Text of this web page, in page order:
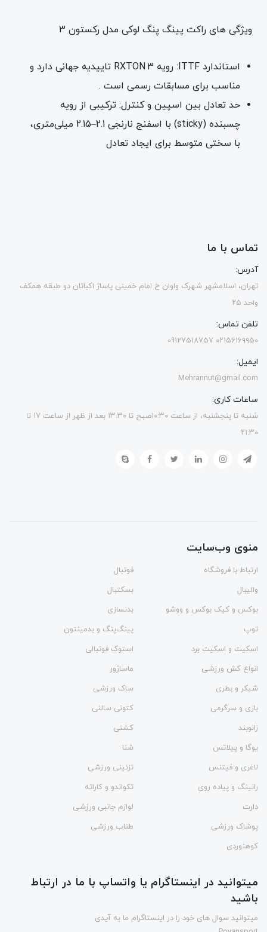
ویژگی های راکت پینگ پنگ لوکی مدل رکستون 3
استاندارد ITTF: رویه RXTON 3 تاییدیه جهانی دارد و
مناسب برای مسابقات رسمی است .
حد تعادل بین اسپین و کنترل: ترکیبی از رویه
چسبنده (sticky) با اسفنج نارنجی 2.1–2.15 میلی‌متری،
با سختی متوسط برای ایجاد تعادل
تماس با ما
آدرس:
تهران، اسلامشهر شهرک واوان خ امام خمینی پاساژ اکباتان دو طبقه همکف
واحد ۲۵
تلفن تماس:
۰۲۱۵۶۱۶۹۹۵۰ 09127518757
ایمیل:
Mehrannut@gmail.com
ساعات کاری:
شنبه تا پنجشنبه، از ساعت ۱۰:۳۰صبح تا ۱۳.۳۰ بعد از ظهر از ساعت ۱۷ تا
۲۱:۳۰
منوی وب‌سایت
ارتباط با فروشگاه
فوتبال
والیبال
بسکتبال
بوکس و کیک بوکس و ووشو
بدنسازی
توپ
پینگ‌پنگ و بدمينتون
اسکیت و اسکیت برد
استوک فوتبالی
انواع کش ورزشی
ماساژور
شیکر و بطری
ساک ورزشی
بازی و سرگرمی
کتونی سالنی
زانوبند
کشتی
یوگا و پیلاتس
شنا
لاغری و فیتنس
تزئینی ورزشی
رانینگ و پیاده روی
تکواندو و کاراته
دارت
لوازم جانبی ورزشی
پوشاک ورزشی
طناب ورزشی
کوهنوردی
میتوانید در اینستاگرام یا واتساپ با ما در ارتباط
باشید
میتوانید سوال های خود را در اینستاگرام ما به آیدی